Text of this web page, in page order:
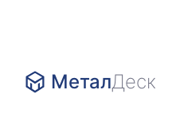
МеталДеск